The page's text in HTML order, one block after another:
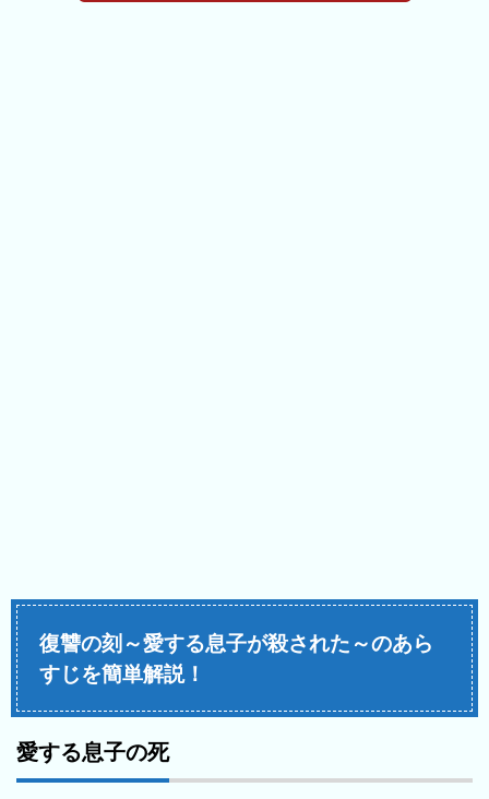
復讐の刻～愛する息子が殺された～のあら
すじを簡単解説！
愛する息子の死